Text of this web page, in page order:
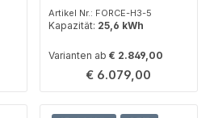
Artikel Nr.: FORCE-H3-5
Kapazität: 25,6 kWh
Varianten ab € 2.849,00
Regulärer Preis:
€ 6.079,00